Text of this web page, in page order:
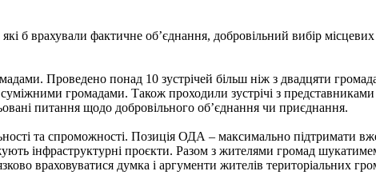
б врахували фактичне об’єднання, добровільний вибір
Проведено понад 10 зустрічей більш ніж з двадцяти
громадами. Також проходили зустрічі з
питання щодо добровільного об’єднання чи приєднання.
та спроможності. Позиція ОДА – максимально підтримати
інфраструктурні проєкти. Разом з жителями громад
враховуватися думка і аргументи жителів територіальних